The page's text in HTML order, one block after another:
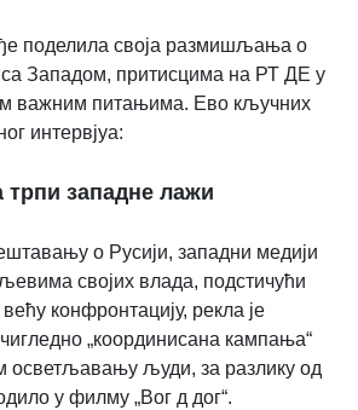
поделила своја размишљања о
са Западом, притисцима на РТ ДЕ у
важним питањима. Ево кључних
интервјуа:
трпи западне лажи
о Русији, западни медији
својих влада, подстичући
конфронтацију, рекла је
„координисана кампања“
осветљавању људи, за разлику од
у филму „Вог д дог“.